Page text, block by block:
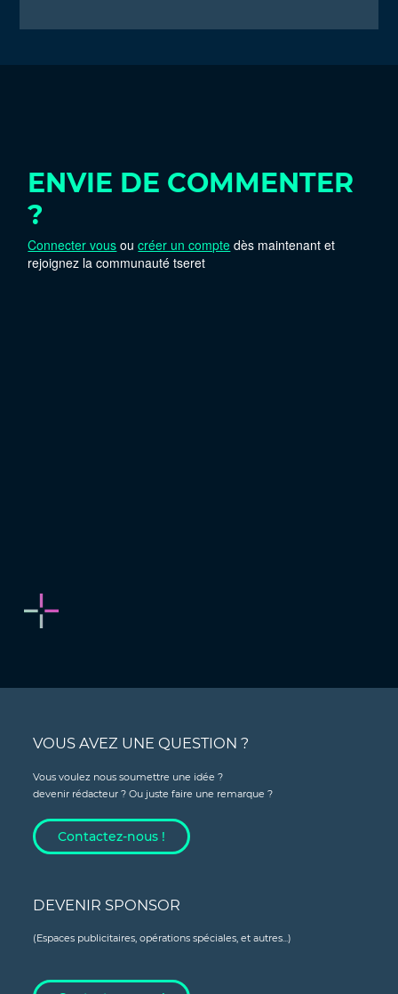
ENVIE DE COMMENTER
?
Connecter vous oucréer un compte dès maintenant et
rejoignez la communauté tseret
VOUS AVEZ UNE QUESTION ?
Vous voulez nous soumettre une idée ?
devenir rédacteur ? Ou juste faire une remarque ?
Contactez-nous !
DEVENIR SPONSOR
(Espaces publicitaires, opérations spéciales, et autres...)